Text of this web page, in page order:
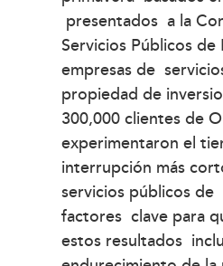
presentados a la
Servicios Públicos
empresas de
propiedad de
300,000 clientes de
experimentaron el
interrupción más
servicios públicos de
factores clave para
estos resultados